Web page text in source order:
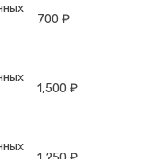
700 ₽
1,500 ₽